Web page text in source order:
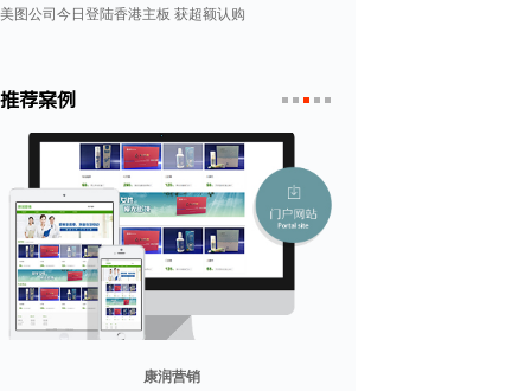
美图公司今日登陆香港主板 获超额认购
推荐案例
贸易网
1 2